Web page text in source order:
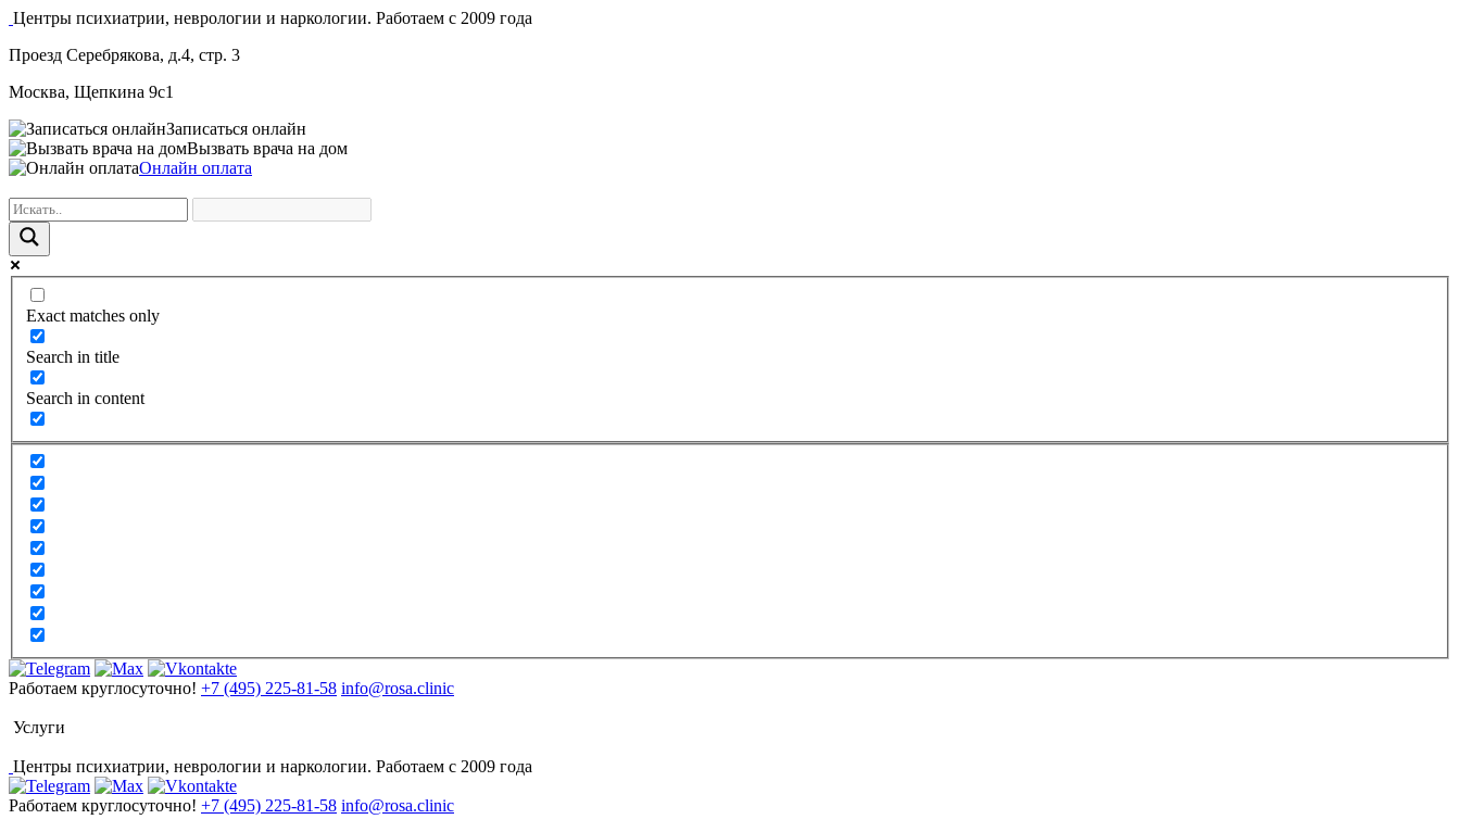
Центры психиатрии, неврологии и наркологии. Работаем с 2009 года
Проезд Серебрякова, д.4, стр. 3
Москва, Щепкина 9с1
Записаться онлайн
Вызвать врача на дом
Онлайн оплата
Exact matches only
Search in title
Search in content
Работаем круглосуточно! +7 (495) 225-81-58 info@rosa.clinic
Услуги
Центры психиатрии, неврологии и наркологии. Работаем с 2009 года
Работаем круглосуточно! +7 (495) 225-81-58 info@rosa.clinic